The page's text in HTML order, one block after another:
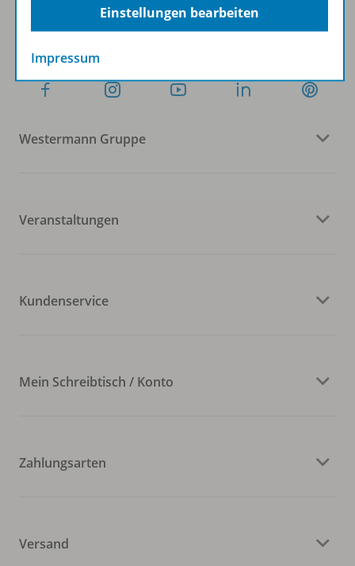
Folgen Sie uns auf Social Media
Westermann Gruppe
Veranstaltungen
Kundenservice
Mein Schreibtisch / Konto
Zahlungsarten
Versand
Einstellungen bearbeiten
Impressum